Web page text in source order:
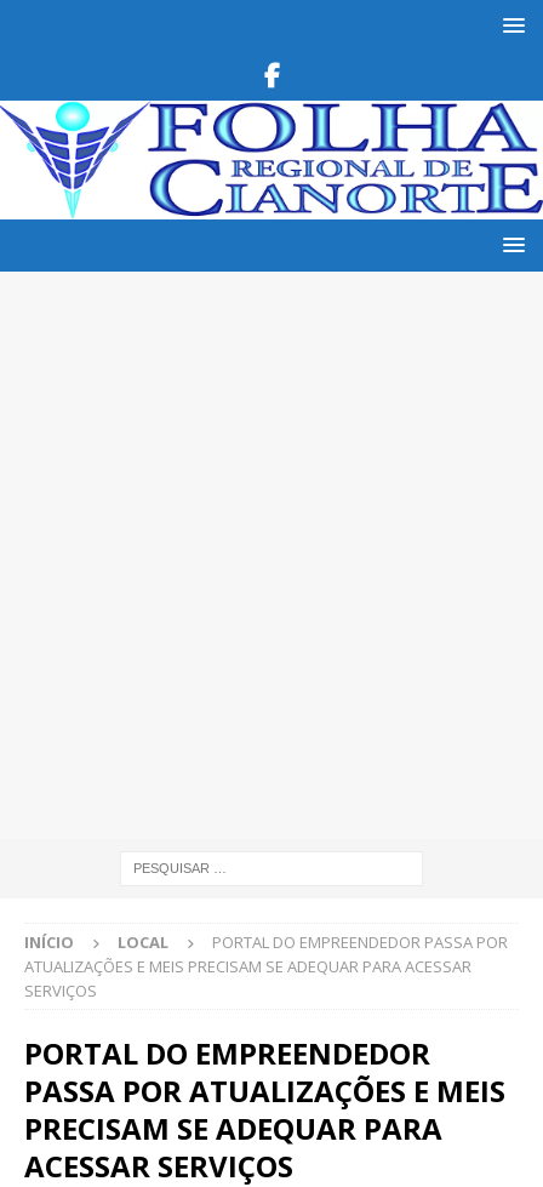
INÍCIO LOCAL
PORTAL DO EMPREENDEDOR PASSA POR
ATUALIZAÇÕES E MEIS PRECISAM SE ADEQUAR PARA ACESSAR
SERVIÇOS
PORTAL DO EMPREENDEDOR
PASSA POR ATUALIZAÇÕES E MEIS
PRECISAM SE ADEQUAR PARA
ACESSAR SERVIÇOS